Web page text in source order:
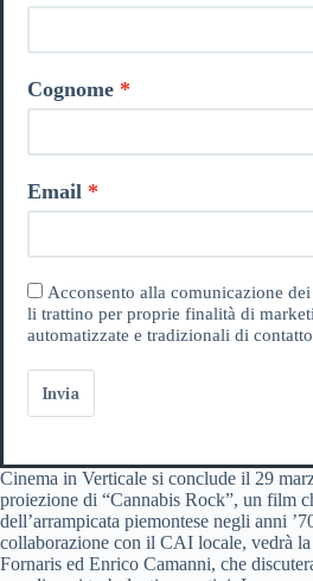
Cognome
Email
Acconsento alla comunicazione
li trattino per proprie finalità di
automatizzate e tradizionali di
Invia
Cinema in Verticale si conclude il 29
proiezione di “Cannabis Rock”, un film
dell’arrampicata piemontese negli anni
collaborazione con il CAI locale, vedrà
Fornaris ed Enrico Camanni, che